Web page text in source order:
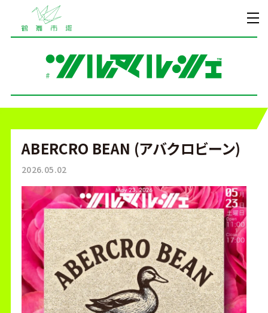
ABERCRO BEAN (アバクロビーン)
2026.05.02